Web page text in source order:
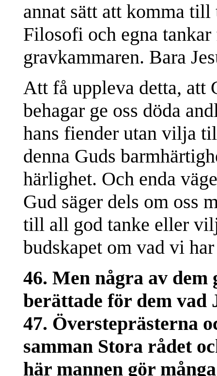
annat sätt att komma
Filosofi och egna
gravkammaren. Bara
Att få uppleva detta, att
behagar ge oss döda
hans fiender utan vilja
denna Guds
härlighet. Och enda
Gud säger dels om oss
till all god tanke eller
budskapet om vad vi
46. Men några av
berättade för dem vad
47. Översteprästerna
samman Stora rådet
här mannen gör